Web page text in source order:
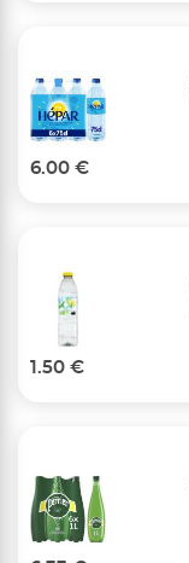
6.00 €
1.50 €